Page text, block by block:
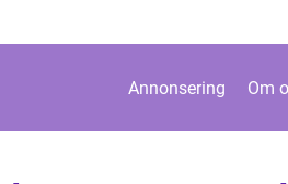
Annonsering Om